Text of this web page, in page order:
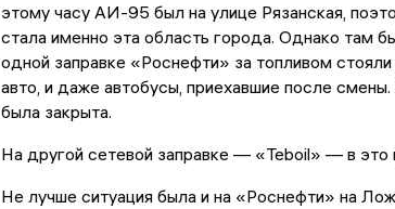
этому часу АИ-95 был на улице Рязанская,
стала именно эта область города. Однако там
одной заправке «Роснефти» за топливом стояли
авто, и даже автобусы, приехавшие после смены.
была закрыта.
На другой сетевой заправке — «Teboil» — в это
Не лучше ситуация была и на «Роснефти» на